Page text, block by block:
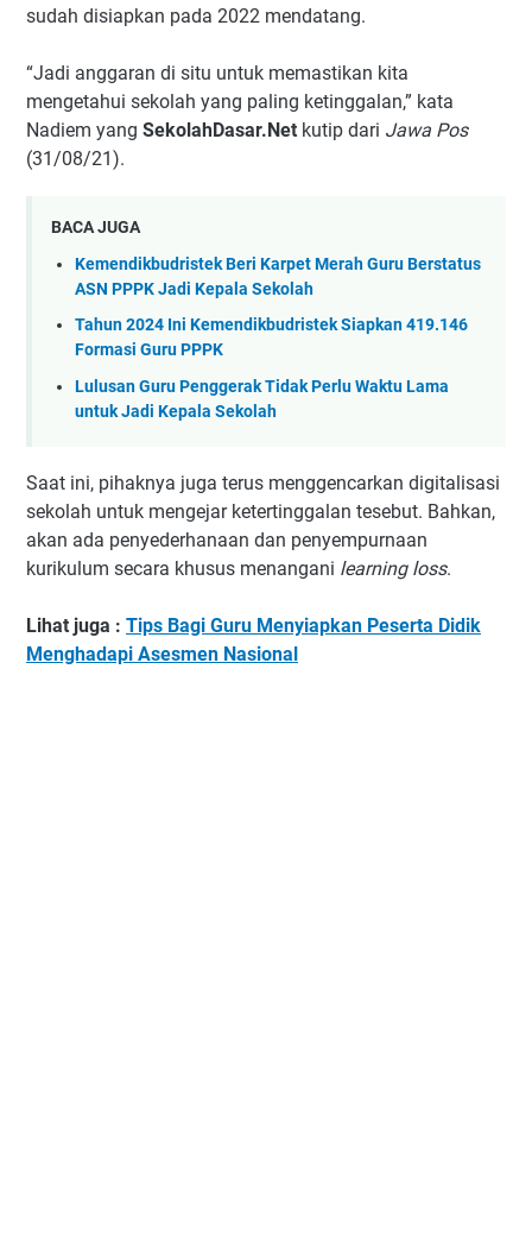
sudah disiapkan pada 2022 mendatang.
“Jadi anggaran di situ untuk memastikan kita
mengetahui sekolah yang paling ketinggalan,” kata
Nadiem yang SekolahDasar.Net kutip dari Jawa Pos
(31/08/21).
BACA JUGA
Kemendikbudristek Beri Karpet Merah Guru Berstatus
ASN PPPK Jadi Kepala Sekolah
Tahun 2024 Ini Kemendikbudristek Siapkan 419.146
Formasi Guru PPPK
Lulusan Guru Penggerak Tidak Perlu Waktu Lama
untuk Jadi Kepala Sekolah
Saat ini, pihaknya juga terus menggencarkan digitalisasi
sekolah untuk mengejar ketertinggalan tesebut. Bahkan,
akan ada penyederhanaan dan penyempurnaan
kurikulum secara khusus menangani learning loss.
Lihat juga : Tips Bagi Guru Menyiapkan Peserta Didik
Menghadapi Asesmen Nasional